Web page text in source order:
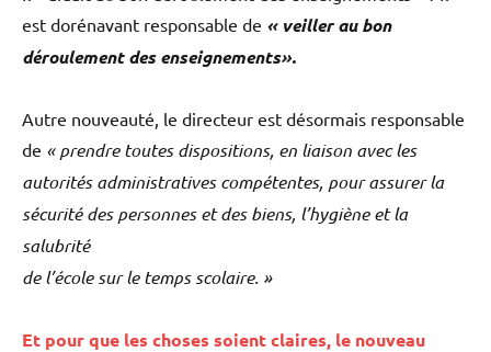
est dorénavant responsable de « veiller au bon
déroulement des enseignements».
Autre nouveauté, le directeur est désormais responsable
de « prendre toutes dispositions, en liaison avec les
autorités administratives compétentes, pour assurer la
sécurité des personnes et des biens, l’hygiène et la
salubrité
de l’école sur le temps scolaire. »
Et pour que les choses soient claires, le nouveau